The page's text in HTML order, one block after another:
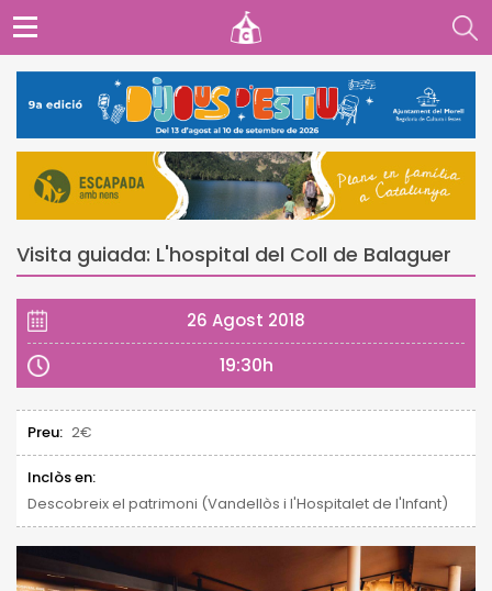
Visita guiada: L'hospital del Coll de Balaguer
26 Agost 2018
19:30h
Preu: 2€
Inclòs en:
Descobreix el patrimoni (Vandellòs i l'Hospitalet de l'Infant)